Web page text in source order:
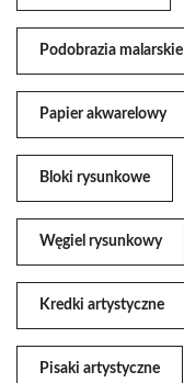
Podobrazia malarskie
Papier akwarelowy
Bloki rysunkowe
Węgiel rysunkowy
Kredki artystyczne
Pisaki artystyczne